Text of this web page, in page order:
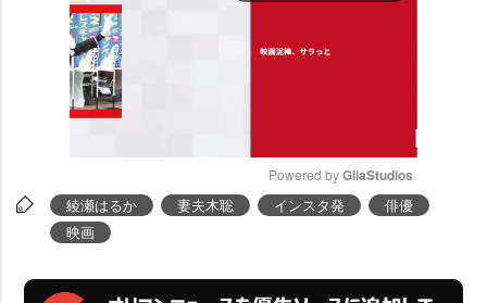
M
e
Powered by GliaStudios
綾瀬はるか 妻夫木聡 インスタ発
俳優
映画